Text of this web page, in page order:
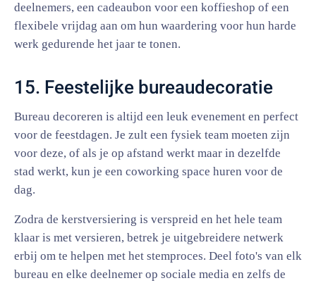
deelnemers, een cadeaubon voor een koffieshop of een
flexibele vrijdag aan om hun waardering voor hun harde
werk gedurende het jaar te tonen.
15. Feestelijke bureaudecoratie
Bureau decoreren is altijd een leuk evenement en perfect
voor de feestdagen. Je zult een fysiek team moeten zijn
voor deze, of als je op afstand werkt maar in dezelfde
stad werkt, kun je een coworking space huren voor de
dag.
Zodra de kerstversiering is verspreid en het hele team
klaar is met versieren, betrek je uitgebreidere netwerk
erbij om te helpen met het stemproces. Deel foto's van elk
bureau en elke deelnemer op sociale media en zelfs de